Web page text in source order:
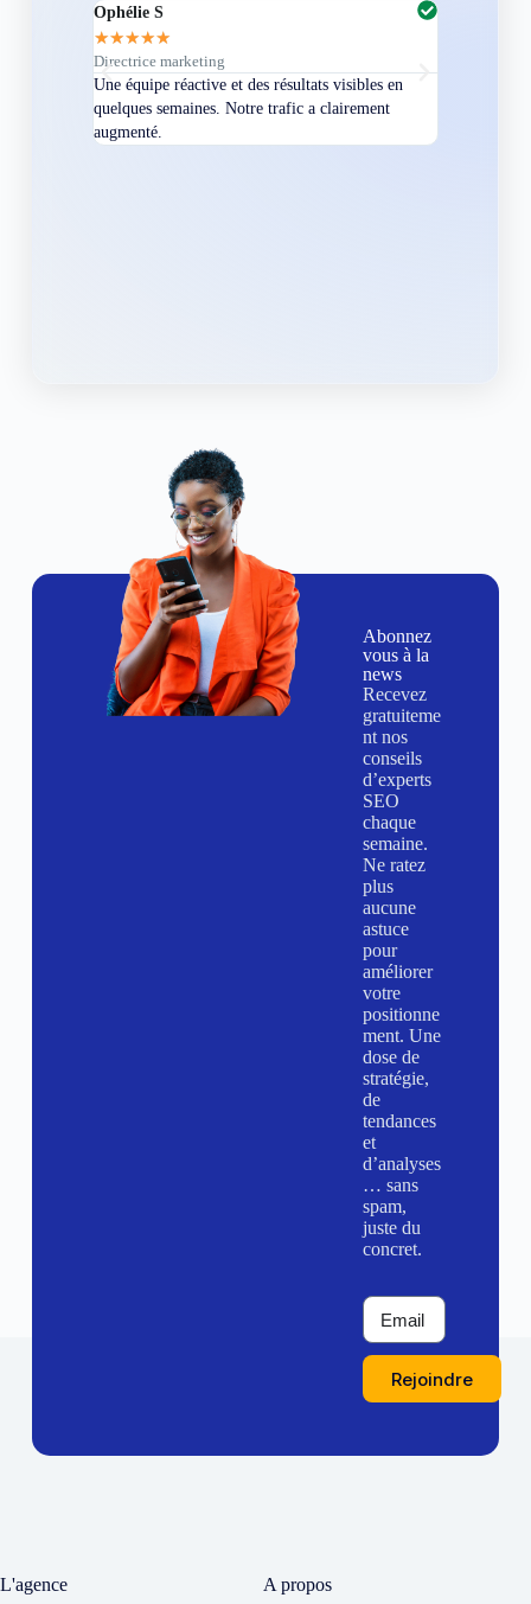
Ophélie S
★★★★★
Directrice marketing
Une équipe réactive et des résultats visibles en
quelques semaines. Notre trafic a clairement
augmenté.
Abonnez
vous à la
news
Recevez
gratuiteme
nt nos
conseils
d’experts
SEO
chaque
semaine.
Ne ratez
plus
aucune
astuce
pour
améliorer
votre
positionne
ment. Une
dose de
stratégie,
de
tendances
et
d’analyses
… sans
spam,
juste du
concret.
Rejoindre
L'agence A propos